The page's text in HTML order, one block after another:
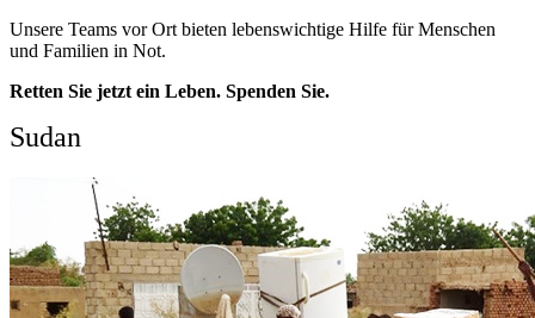
Unsere Teams vor Ort bieten lebenswichtige Hilfe für Menschen
und Familien in Not.
Retten Sie jetzt ein Leben. Spenden Sie.
Sudan